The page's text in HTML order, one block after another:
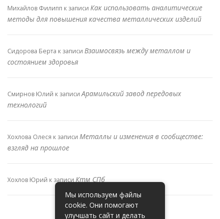
Михайлов Филипп к записи Как использовать аналитические
методы для повышения качества металлических изделий
Сидорова Берта к записи Взаимосвязь между металлом и
состоянием здоровья
Смирнов Юлий к записиАрамильский завод передовых
технологий
Хохлова Олеся к записи Металлы и изменения в сообществе:
взгляд на прошлое
Хохлов Юрий к записи Ктм СПб
Мы используем файлы
cookie. Они помогают
улучшать сайт и делать